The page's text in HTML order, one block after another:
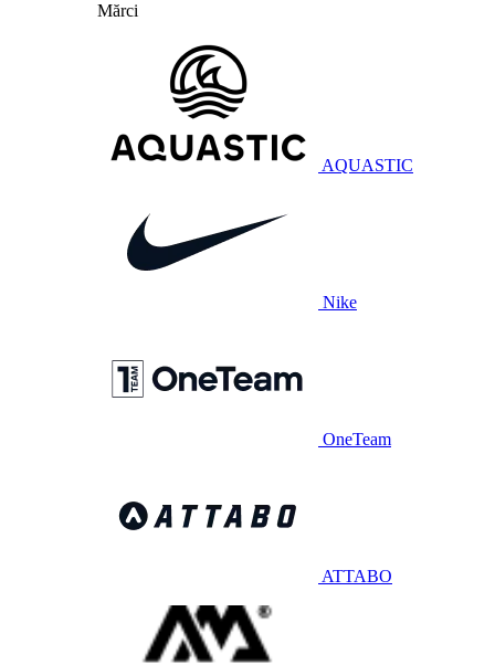
Mărci
AQUASTIC
Nike
OneTeam
ATTABO